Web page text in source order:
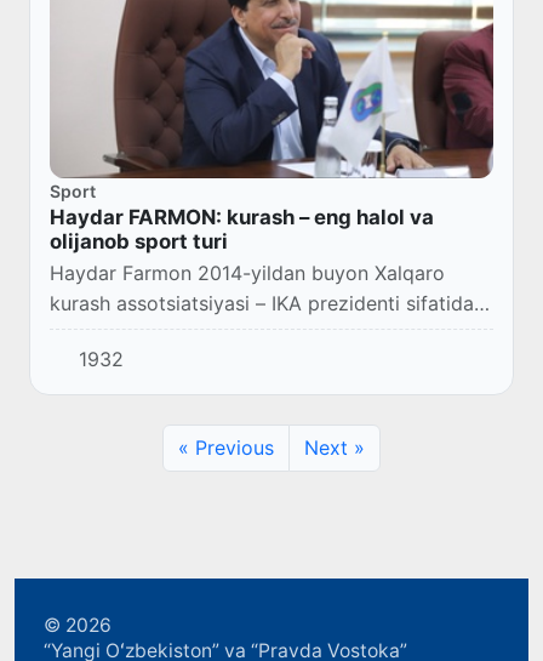
Sport
Haydar FARMON: kurash – eng halol va
olijanob sport turi
Haydar Farmon 2014-yildan buyon Xalqaro
kurash assotsiatsiyasi – IKA prezidenti sifatida
faoliyat yuritib kelmoqda. Aynan uning saʼy-
1932
« Previous Next »
© 2026
“Yangi Oʻzbekiston” va “Pravda Vostoka”